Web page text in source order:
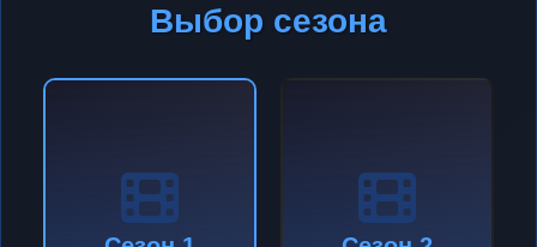
Выбор сезона